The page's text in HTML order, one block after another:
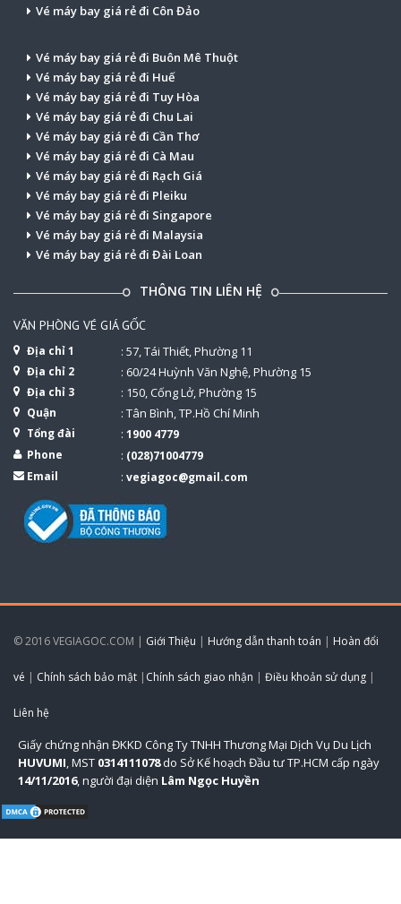
Vé máy bay giá rẻ đi Côn Đảo
Vé máy bay giá rẻ đi Buôn Mê Thuột
Vé máy bay giá rẻ đi Huế
Vé máy bay giá rẻ đi Tuy Hòa
Vé máy bay giá rẻ đi Chu Lai
Vé máy bay giá rẻ đi Cần Thơ
Vé máy bay giá rẻ đi Cà Mau
Vé máy bay giá rẻ đi Rạch Giá
Vé máy bay giá rẻ đi Pleiku
Vé máy bay giá rẻ đi Singapore
Vé máy bay giá rẻ đi Malaysia
Vé máy bay giá rẻ đi Đài Loan
THÔNG TIN LIÊN HỆ
VĂN PHÒNG VÉ GIÁ GỐC
Địa chỉ 1 : 57, Tái Thiết, Phường 11
Địa chỉ 2 : 60/24 Huỳnh Văn Nghệ, Phường 15
Địa chỉ 3 : 150, Cống Lở, Phường 15
Quận : Tân Bình, TP.Hồ Chí Minh
Tổng đài : 1900 4779
Phone
: (028)71004779
Email
: vegiagoc@gmail.com
© 2016 VEGIAGOC.COM | Giới Thiệu | Hướng dẫn thanh toán | Hoàn đổi
vé | Chính sách bảo mật | Chính sách giao nhận | Điều khoản sử dụng |
Liên hệ
Giấy chứng nhận ĐKKD Công Ty TNHH Thương Mại Dịch Vụ Du Lịch
HUVUMI , MST 0314111078do Sở Kế hoạch Đầu tư TP.HCM cấp ngày
14/11/2016, người đại diện Lâm Ngọc Huyền